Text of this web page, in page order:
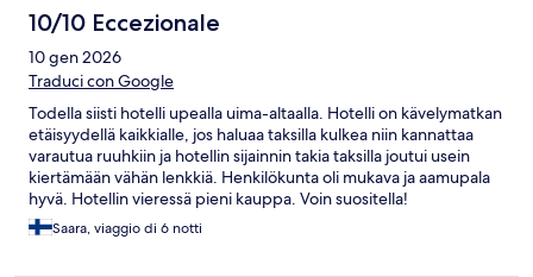
10/10 Eccezionale
10 gen 2026
Traduci con Google
Todella siisti hotelli upealla uima-altaalla. Hotelli on kävelymatkan
etäisyydellä kaikkialle, jos haluaa taksilla kulkea niin kannattaa
varautua ruuhkiin ja hotellin sijainnin takia taksilla joutui usein
kiertämään vähän lenkkiä. Henkilökunta oli mukava ja aamupala
hyvä. Hotellin vieressä pieni kauppa. Voin suositella!
Saara, viaggio di 6 notti